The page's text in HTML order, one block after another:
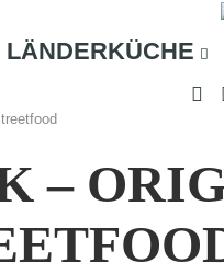
LÄNDERKÜCHE
–